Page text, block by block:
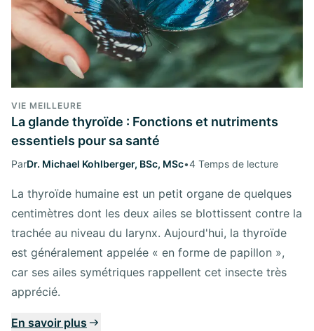
VIE MEILLEURE
La glande thyroïde : Fonctions et nutriments
essentiels pour sa santé
ParDr. Michael Kohlberger, BSc, MSc•4 Temps de lecture
La thyroïde humaine est un petit organe de quelques
centimètres dont les deux ailes se blottissent contre la
trachée au niveau du larynx. Aujourd'hui, la thyroïde
est généralement appelée « en forme de papillon »,
car ses ailes symétriques rappellent cet insecte très
apprécié.
En savoir plus